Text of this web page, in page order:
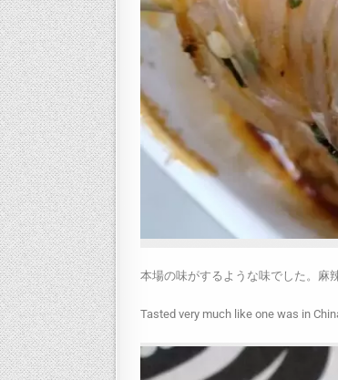
本場の味がするような味でした。麻
Tasted very much like one was in